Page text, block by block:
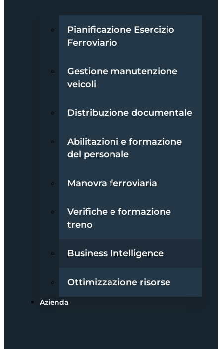
Pianificazione Esercizio
Ferroviario
Gestione manutenzione
veicoli
Distribuzione documentale
Abilitazioni e formazione
del personale
Manovra ferroviaria
Verifiche e formazione
treno
Business Intelligence
Ottimizzazione risorse
Azienda